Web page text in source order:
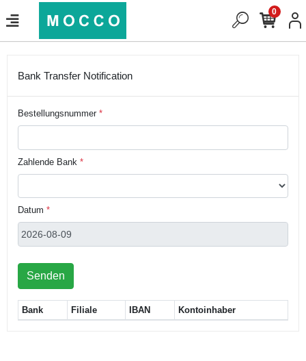
0
Bank Transfer Notification
Bestellungsnummer *
Zahlende Bank *
Datum *
Senden
Bank Filiale IBAN Kontoinhaber